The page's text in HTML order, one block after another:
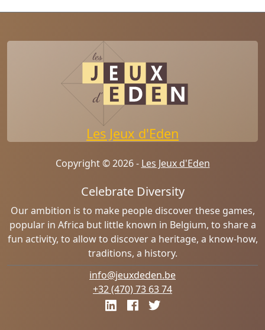
Les Jeux d'Eden
Copyright © 2026 - Les Jeux d'Eden
Celebrate Diversity
Our ambition is to make people discover these games,
popular in Africa but little known in Belgium, to share a
fun activity, to allow to discover a heritage, a know-how,
traditions, a history.
info@jeuxdeden.be
+32 (470) 73 63 74